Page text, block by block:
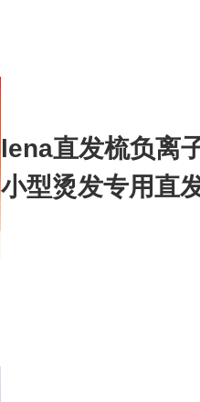
lena直发梳负离
小型烫发专用直